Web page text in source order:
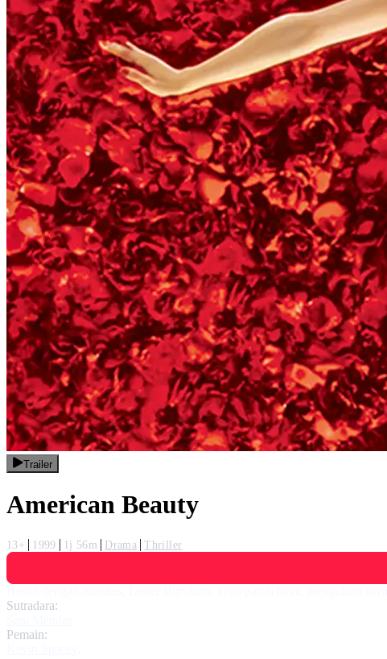
Trailer
American Beauty
13+ 1999 1j 56m Drama
Thriller
Sutradara:
Pemain: